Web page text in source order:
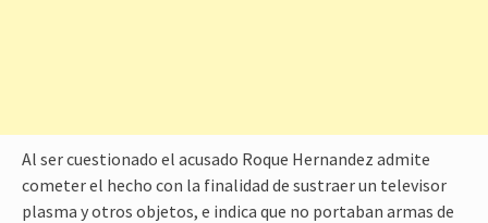
Al ser cuestionado el acusado Roque Hernandez admite
cometer el hecho con la finalidad de sustraer un televisor
plasma y otros objetos, e indica que no portaban armas de